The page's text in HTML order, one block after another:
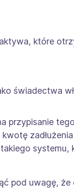
które
świadectwa
przypisanie
systemu,
pod uwagę, że